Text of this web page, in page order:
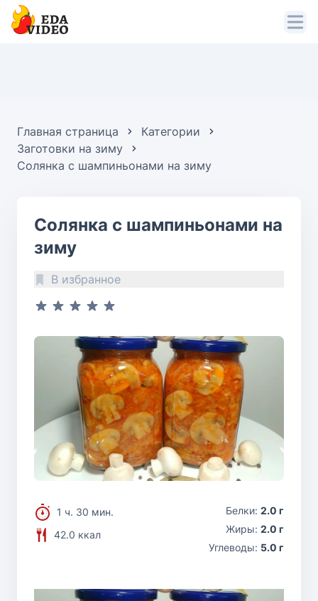
Главная страница
Категории
Заготовки на зиму
Солянка с шампиньонами на зиму
Солянка с шампиньонами на
зиму
В избранное
1 ч. 30 мин.
42.0 ккал
Белки: 2.0 г
Жиры: 2.0 г
Углеводы: 5.0 г